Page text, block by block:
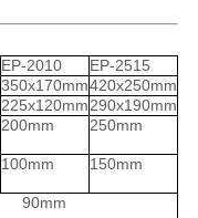
EP-2010
EP-2515
350x170mm420x250mm
225x120mm290x190mm
200mm 250mm
100mm 150mm
90mm